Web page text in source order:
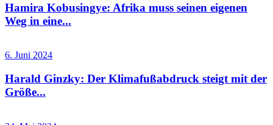
Hamira Kobusingye: Afrika muss seinen eigenen
Weg in eine...
6. Juni 2024
Harald Ginzky: Der Klimafußabdruck steigt mit der
Größe...